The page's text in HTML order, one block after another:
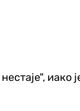
иако